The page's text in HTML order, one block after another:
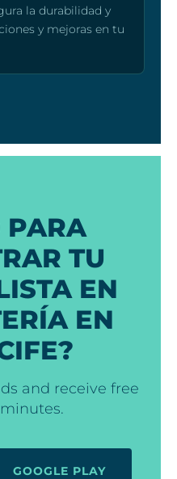
la durabilidad y
y mejoras en tu
PARA
TU
EN
EN
and receive free
GOOGLE PLAY